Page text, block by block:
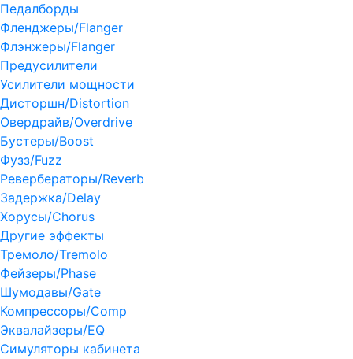
Педалборды
Фленджеры/Flanger
Флэнжеры/Flanger
Предусилители
Усилители мощности
Дисторшн/Distortion
Овердрайв/Overdrive
Бустеры/Boost
Фузз/Fuzz
Ревербераторы/Reverb
Задержка/Delay
Хорусы/Chorus
Другие эффекты
Тремоло/Tremolo
Фейзеры/Phase
Шумодавы/Gate
Компрессоры/Comp
Эквалайзеры/EQ
Симуляторы кабинета